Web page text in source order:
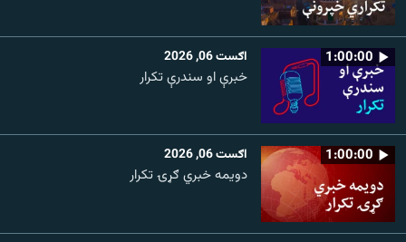
1:00:00 اګست 06, 2026
خبرې او سندرې تکرار
1:00:00 اګست 06, 2026
دویمه خبري ګړۍ تکرار